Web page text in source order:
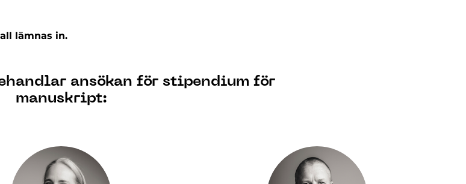
lämnas in.
ansökan för stipendium för
manuskript: